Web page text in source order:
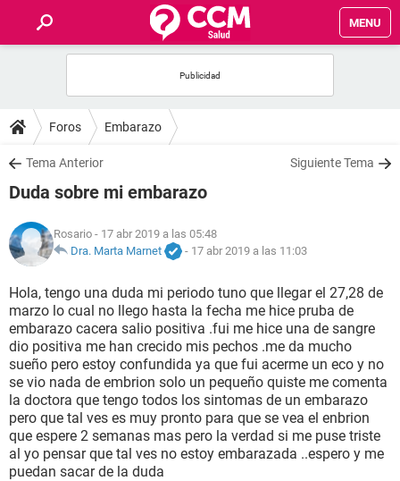
MENU
FOROS
SALUD
NUTRICIÓN
BIENESTAR
SEXUALIDAD
GLOSARIO
Foros Embarazo
Tema Anterior Siguiente Tema
Duda sobre mi embarazo
Rosario - 17 abr 2019 a las 05:48
Dra. Marta Marnet
- 17 abr 2019 a las 11:03
Hola, tengo una duda mi periodo tuno que llegar el 27,28 de
marzo lo cual no llego hasta la fecha me hice pruba de
embarazo cacera salio positiva .fui me hice una de sangre
dio positiva me han crecido mis pechos .me da mucho
sueño pero estoy confundida ya que fui acerme un eco y no
se vio nada de embrion solo un pequeño quiste me comenta
la doctora que tengo todos los sintomas de un embarazo
pero que tal ves es muy pronto para que se vea el enbrion
que espere 2 semanas mas pero la verdad si me puse triste
al yo pensar que tal ves no estoy embarazada ..espero y me
puedan sacar de la duda